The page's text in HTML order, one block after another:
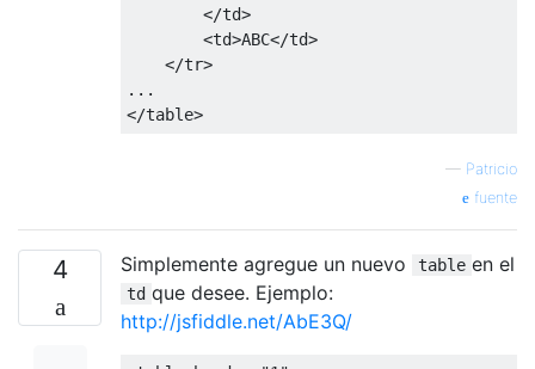
</td>
<td>ABC</td>
</tr>
</table>
— Patricio
fuente
4 Simplemente agregue un nuevo table en el
td que desee. Ejemplo:
http://jsfiddle.net/AbE3Q/